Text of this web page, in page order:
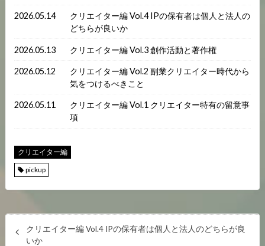
2026.05.14
クリエイター編 Vol.4 IPの保有者は個人と法人の
どちらが良いか
2026.05.13 クリエイター編 Vol.3 創作活動と著作権
2026.05.12
クリエイター編 Vol.2 副業クリエイター時代から
気をつけるべきこと
2026.05.11
クリエイター編 Vol.1 クリエイター特有の留意事
項
クリエイター編
pickup
クリエイター編 Vol.4 IPの保有者は個人と法人のどちらが良
いか